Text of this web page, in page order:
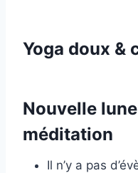
Yoga doux &
Nouvelle
méditation
Il n’y a pas